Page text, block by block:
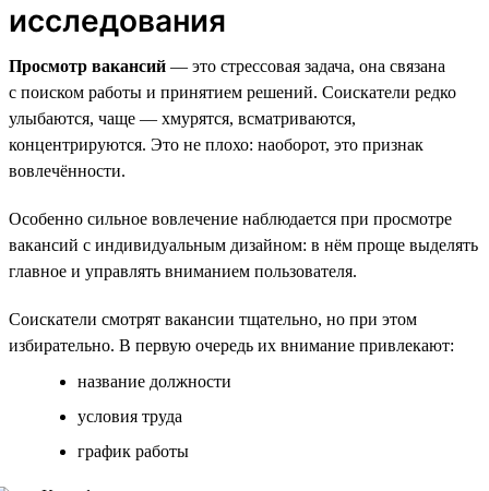
исследования
Просмотр вакансий — это стрессовая задача, она связана
с поиском работы и принятием решений. Соискатели редко
улыбаются, чаще — хмурятся, всматриваются,
концентрируются. Это не плохо: наоборот, это признак
вовлечённости.
Особенно сильное вовлечение наблюдается при просмотре
вакансий с индивидуальным дизайном: в нём проще выделять
главное и управлять вниманием пользователя.
Соискатели смотрят вакансии тщательно, но при этом
избирательно. В первую очередь их внимание привлекают:
название должности
условия труда
график работы